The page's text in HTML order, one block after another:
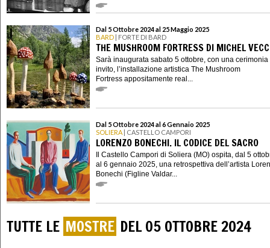
Dal 5 Ottobre 2024 al 25 Maggio 2025
BARD | FORTE DI BARD
THE MUSHROOM FORTRESS DI MICHEL
Sarà inaugurata sabato 5 ottobre, con una cerimonia
invito, l’installazione artistica The Mushroom
Fortress appositamente real...
Dal 5 Ottobre 2024 al 6 Gennaio 2025
SOLIERA | CASTELLO CAMPORI
LORENZO BONECHI. IL CODICE DEL SACRO
Il Castello Campori di Soliera (MO) ospita, dal 5
al 6 gennaio 2025, una retrospettiva dell’artista
Bonechi (Figline Valdar...
TUTTE LE MOSTRE DEL 05 OTTOBRE 2024